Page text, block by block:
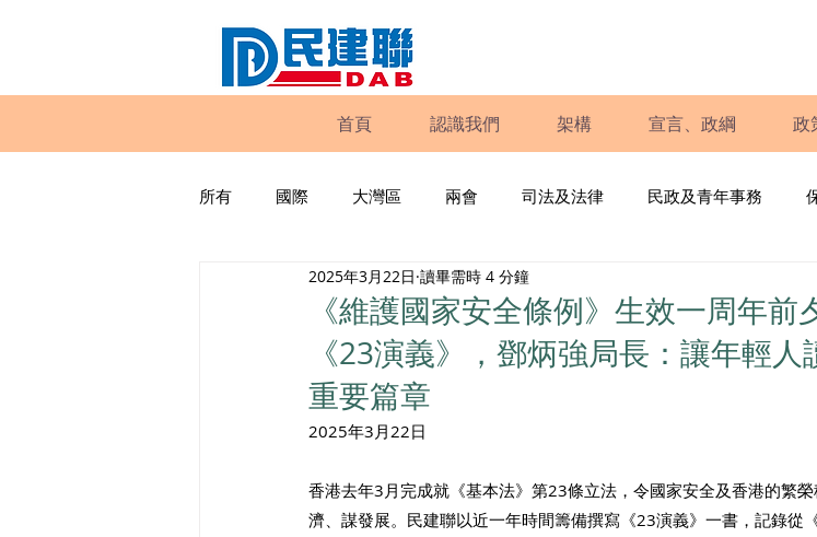
首頁 認識我們 架構 宣言、政綱 政
所有 國際 大灣區 兩會 司法及法律 民政及青年事務
工商專業 家庭
民建聯報告及建議書 調查 新冠肺炎 選舉
《維護國家安全條例》生效一周年
《23演義》，鄧炳強局長：讓年輕
重要篇章
2025年3月22日 讀畢需時 4 分鐘
2025年3月22日
香港去年3月完成就《基本法》第23條立法，令國家安全及香港的繁
濟、謀發展。民建聯以近一年時間籌備撰寫《23演義》一書，記錄從